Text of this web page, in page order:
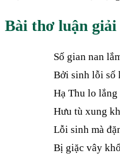
Bài thơ luận giải
Số gian nan
Bởi sinh lỗi số
Hạ Thu lo
Hưu tù xung
Lỗi sinh mà
Bị giặc vây